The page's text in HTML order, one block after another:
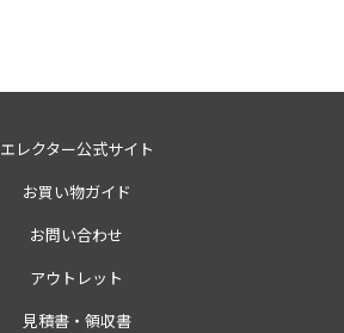
エレクター公式サイト
お買い物ガイド
お問い合わせ
アウトレット
見積書・領収書